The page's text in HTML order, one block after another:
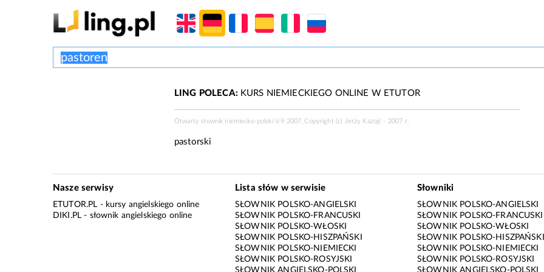
LING POLECA:KURS NIEMIECKIEGO ONLINE W ETUTOR
Otwarty słownik niemiecko-polski V.9.2007, Copyright (c) Jerzy Kazojć - 2007 r.
pastorski
Nasze serwisy
ETUTOR.PL - kursy angielskiego online
DIKI.PL - słownik angielskiego online
Lista słów w serwisie
SŁOWNIK POLSKO-ANGIELSKI
SŁOWNIK POLSKO-FRANCUSKI
SŁOWNIK POLSKO-WŁOSKI
SŁOWNIK POLSKO-HISZPAŃSKI
SŁOWNIK POLSKO-NIEMIECKI
SŁOWNIK POLSKO-ROSYJSKI
Słowniki
SŁOWNIK POLSKO-ANGIELSKI
SŁOWNIK POLSKO-FRANCUSKI
SŁOWNIK POLSKO-WŁOSKI
SŁOWNIK POLSKO-HISZPAŃSKI
SŁOWNIK POLSKO-NIEMIECKI
SŁOWNIK POLSKO-ROSYJSKI